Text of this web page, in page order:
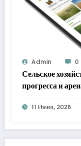
Admin 0
Сельское
прогресса и
11 Июня, 2026